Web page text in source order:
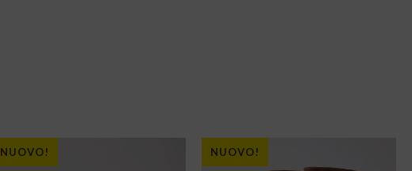
NUOVO! NUOVO!